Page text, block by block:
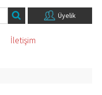
Üyelik
İletişim